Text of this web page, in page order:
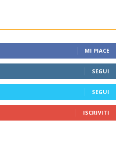
MI PIACE
SEGUI
SEGUI
ISCRIVITI